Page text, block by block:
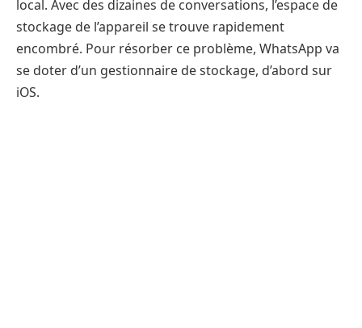
local. Avec des dizaines de conversations, l’espace de
stockage de l’appareil se trouve rapidement
encombré. Pour résorber ce problème, WhatsApp va
se doter d’un gestionnaire de stockage, d’abord sur
iOS.